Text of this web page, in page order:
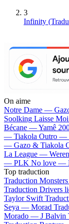
3
Infinity
On aime
Notre Dame —
Soolking Laisse
Bécane —Yamê
— Tiakola Outro —
— Gazo & Tiakola
La League —
— PLK No love —
Top traduction
Traduction
Traduction Drivers
Taylor Swift
Seya — Morad
Morado — J Balvin